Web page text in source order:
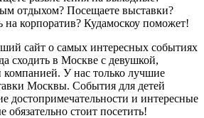
отдыхом? Посещаете выставки?
на корпоратив? Кудамоскоу поможет!
сайт о самых интересных событиях
сходить в Москве с девушкой,
У нас только лучшие
Москвы. События для детей
достопримечательности и интересные
стоит посетить!